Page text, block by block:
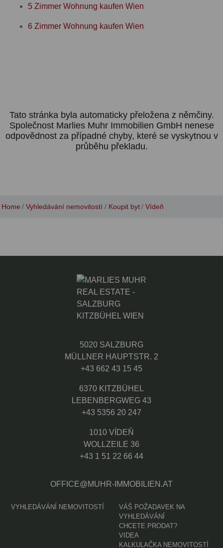
5 Zimmer Wohnung kaufen Wien
6 Zimmer Wohnung kaufen Wien
Tato stránka byla automaticky přeložena z němčiny.
Společnost Marlies Muhr Immobilien GmbH nenese
odpovědnost za případné chyby, které se vyskytnou v
průběhu překladu.
Home Vyhledávání nemovitostí Koupit byt Vídeň
5020 SALZBURG
MÜLLNER HAUPTSTR. 2
+43 662 43 15 45
6370 KITZBÜHEL
LEBENBERGWEG 43
+43 5356 20 247
1010 VÍDEŇ
WOLLZEILE 36
+43 1 51 22 66 44
OFFICE@MUHR-IMMOBILIEN.AT
VYHLEDÁVÁNÍ NEMOVITOSTÍ
VÁŠ POŽADAVEK NA
VYHLEDÁVÁNÍ
CHCETE PRODAT?
VIDEA
KALKULAČKA NEMOVITOSTÍ